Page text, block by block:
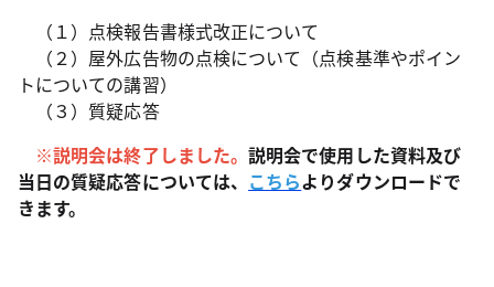
（１）点検報告書様式改正について
（２）屋外広告物の点検について（点検基準やポイン
トについての講習）
（３）質疑応答
※説明会は終了しました。説明会で使用した資料及び
当日の質疑応答については、 こちらよりダウンロードで
きます。